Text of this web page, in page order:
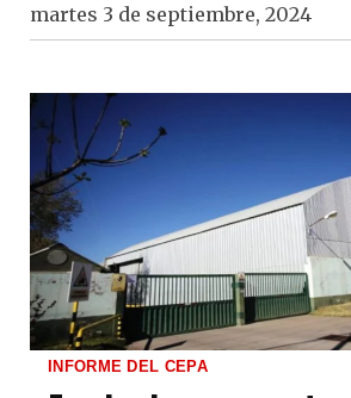
martes 3 de septiembre, 2024
INFORME DEL CEPA